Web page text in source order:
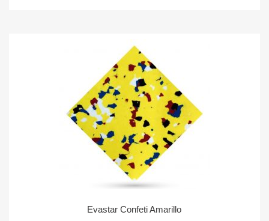
Evastar Confeti Amarillo